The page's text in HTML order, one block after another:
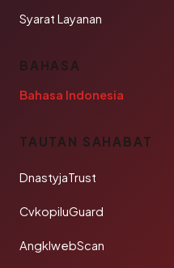
Syarat Layanan
BAHASA
Bahasa Indonesia
TAUTAN SAHABAT
DnastyjaTrust
CvkopiluGuard
AngklwebScan